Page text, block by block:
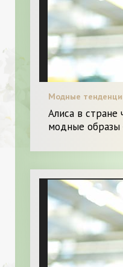
Модные
Алиса в стране
модные